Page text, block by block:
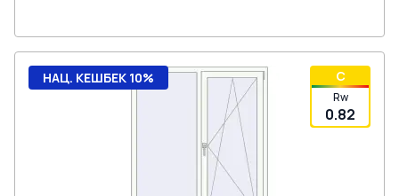
C
Rw
0.82
НАЦ. КЕШБЕК 10%